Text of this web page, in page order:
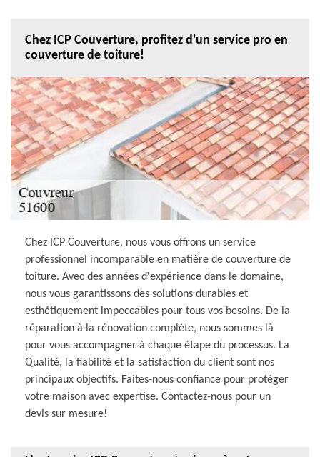
Chez ICP Couverture, profitez d'un service pro en
couverture de toiture!
Chez ICP Couverture, nous vous offrons un service
professionnel incomparable en matière de couverture de
toiture. Avec des années d'expérience dans le domaine,
nous vous garantissons des solutions durables et
esthétiquement impeccables pour tous vos besoins. De la
réparation à la rénovation complète, nous sommes là
pour vous accompagner à chaque étape du processus. La
Qualité, la fiabilité et la satisfaction du client sont nos
principaux objectifs. Faites-nous confiance pour protéger
votre maison avec expertise. Contactez-nous pour un
devis sur mesure!